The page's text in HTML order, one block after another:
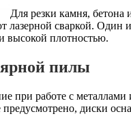
Для резки камня,
лазерной сваркой.
высокой плотностью.
пилы
при работе с
диски